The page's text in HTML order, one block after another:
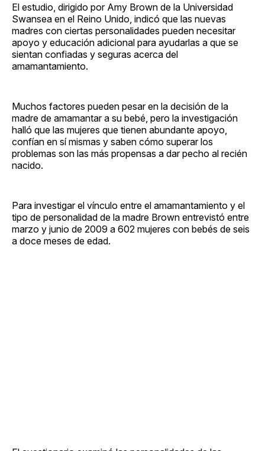
El estudio, dirigido por Amy Brown de la Universidad
Swansea en el Reino Unido, indicó que las nuevas
madres con ciertas personalidades pueden necesitar
apoyo y educación adicional para ayudarlas a que se
sientan confiadas y seguras acerca del
amamantamiento.
Muchos factores pueden pesar en la decisión de la
madre de amamantar a su bebé, pero la investigación
halló que las mujeres que tienen abundante apoyo,
confían en sí mismas y saben cómo superar los
problemas son las más propensas a dar pecho al recién
nacido.
Para investigar el vínculo entre el amamantamiento y el
tipo de personalidad de la madre Brown entrevistó entre
marzo y junio de 2009 a 602 mujeres con bebés de seis
a doce meses de edad.